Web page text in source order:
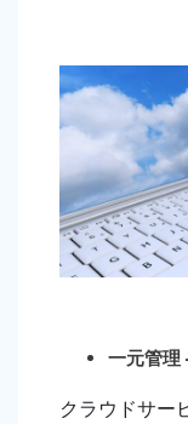
一元管理
クラウドサー